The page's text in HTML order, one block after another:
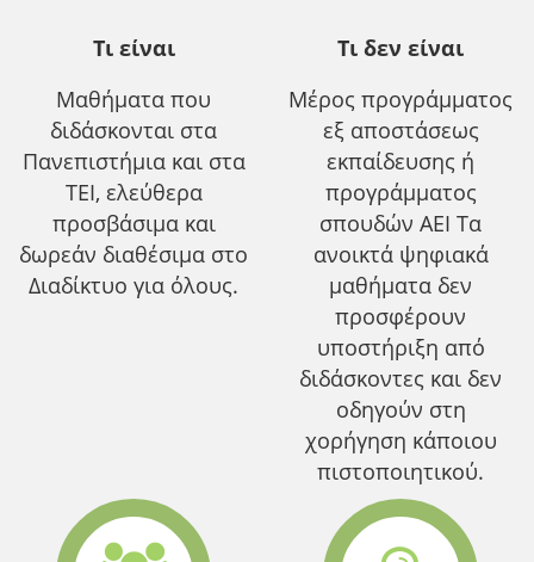
Τι είναι
Μαθήματα που
διδάσκονται στα
Πανεπιστήμια και στα
ΤΕΙ, ελεύθερα
προσβάσιμα και
δωρεάν διαθέσιμα στο
Διαδίκτυο για όλους.
Τι δεν είναι
Μέρος προγράμματος
εξ αποστάσεως
εκπαίδευσης ή
προγράμματος
σπουδών ΑΕΙ Τα
ανοικτά ψηφιακά
μαθήματα δεν
προσφέρουν
υποστήριξη από
διδάσκοντες και δεν
οδηγούν στη
χορήγηση κάποιου
πιστοποιητικού.